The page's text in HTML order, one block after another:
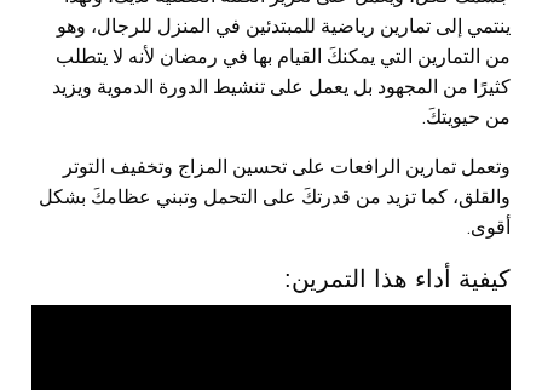
ينتمي إلى تمارين رياضية للمبتدئين في المنزل للرجال، وهو
من التمارين التي يمكنكَ القيام بها في رمضان لأنه لا يتطلب
كثيرًا من المجهود بل يعمل على تنشيط الدورة الدموية ويزيد
من حيويتكَ.
وتعمل تمارين الرافعات على تحسين المزاج وتخفيف التوتر
والقلق، كما تزيد من قدرتكَ على التحمل وتبني عظامكَ بشكل
أقوى.
كيفية أداء هذا التمرين: